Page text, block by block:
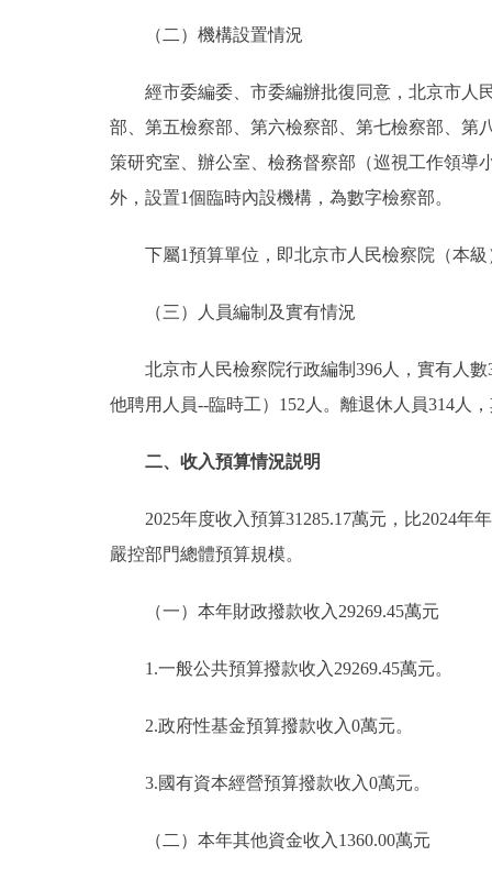
（二）機構設置情況
經市委編委、市委編辦批復同意，北京市人民
部、第五檢察部、第六檢察部、第七檢察部、第
策研究室、辦公室、檢務督察部（巡視工作領導
外，設置1個臨時內設機構，為數字檢察部。
下屬1預算單位，即北京市人民檢察院（本級
（三）人員編制及實有情況
北京市人民檢察院行政編制396人，實有人數
他聘用人員--臨時工）152人。離退休人員314人
二、收入預算情況説明
2025年度收入預算31285.17萬元，比2024年年
嚴控部門總體預算規模。
（一）本年財政撥款收入29269.45萬元
1.一般公共預算撥款收入29269.45萬元。
2.政府性基金預算撥款收入0萬元。
3.國有資本經營預算撥款收入0萬元。
（二）本年其他資金收入1360.00萬元